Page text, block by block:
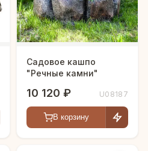
Садовое кашпо
"Речные камни"
10 120 ₽ U08187
В корзину